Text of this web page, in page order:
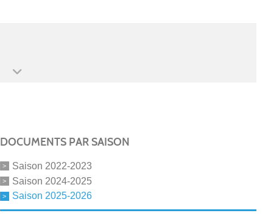
DOCUMENTS PAR SAISON
Saison 2022-2023
Saison 2024-2025
Saison 2025-2026